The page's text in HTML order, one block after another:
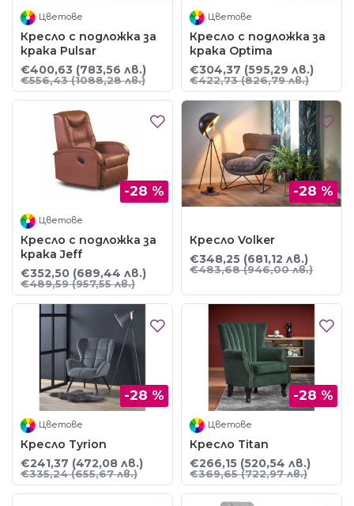
Цветове
Кресло с подложка за
крака Pulsar
€400,63 (783,56 лв.)
€556,43(1088,28 лв.)
Цветове
Кресло с подложка за
крака Optima
€304,37 (595,29 лв.)
€422,73(826,79 лв.)
-28 %
Цветове
Кресло с подложка за
крака Jeff
€352,50 (689,44 лв.)
€489,59(957,55 лв.)
-28 %
Кресло Volker
€348,25 (681,12 лв.)
€483,68(946,00 лв.)
-28 %
Цветове
Кресло Tyrion
€241,37 (472,08 лв.)
€335,24(655,67 лв.)
-28 %
Цветове
Кресло Titan
€266,15 (520,54 лв.)
€369,65(722,97 лв.)